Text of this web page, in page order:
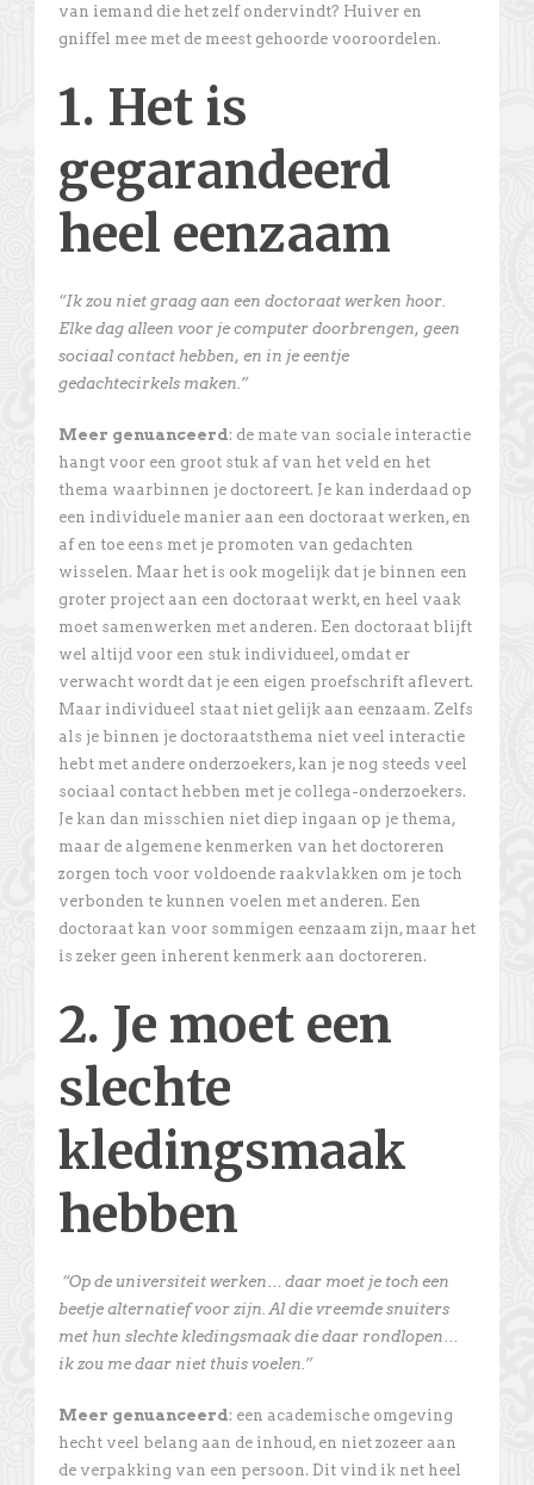
van iemand die het zelf ondervindt? Huiver en
gniffel mee met de meest gehoorde vooroordelen.
1. Het is
gegarandeerd
heel eenzaam
“Ik zou niet graag aan een doctoraat werken hoor.
Elke dag alleen voor je computer doorbrengen, geen
sociaal contact hebben, en in je eentje
gedachtecirkels maken.”
Meer genuanceerd: de mate van sociale interactie
hangt voor een groot stuk af van het veld en het
thema waarbinnen je doctoreert. Je kan inderdaad op
een individuele manier aan een doctoraat werken, en
af en toe eens met je promoten van gedachten
wisselen. Maar het is ook mogelijk dat je binnen een
groter project aan een doctoraat werkt, en heel vaak
moet samenwerken met anderen. Een doctoraat blijft
wel altijd voor een stuk individueel, omdat er
verwacht wordt dat je een eigen proefschrift aflevert.
Maar individueel staat niet gelijk aan eenzaam. Zelfs
als je binnen je doctoraatsthema niet veel interactie
hebt met andere onderzoekers, kan je nog steeds veel
sociaal contact hebben met je collega-onderzoekers.
Je kan dan misschien niet diep ingaan op je thema,
maar de algemene kenmerken van het doctoreren
zorgen toch voor voldoende raakvlakken om je toch
verbonden te kunnen voelen met anderen. Een
doctoraat kan voor sommigen eenzaam zijn, maar het
is zeker geen inherent kenmerk aan doctoreren.
2. Je moet een
slechte
kledingsmaak
hebben
“Op de universiteit werken… daar moet je toch een
beetje alternatief voor zijn. Al die vreemde snuiters
met hun slechte kledingsmaak die daar rondlopen…
ik zou me daar niet thuis voelen.”
Meer genuanceerd: een academische omgeving
hecht veel belang aan de inhoud, en niet zozeer aan
de verpakking van een persoon. Dit vind ik net heel